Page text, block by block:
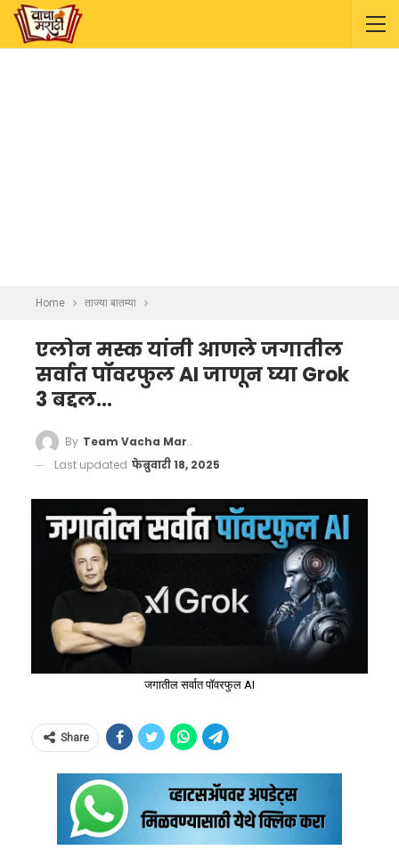
Home ताज्या बातम्या
एलोन मस्क यांनी आणले जगातील
सर्वात पॉवरफुल AI जाणून घ्या Grok
3 बद्दल…
By Team Vacha Marathi
Last updated फेब्रुवारी 18, 2025
जगातील सर्वात पॉवरफुल AI
Share